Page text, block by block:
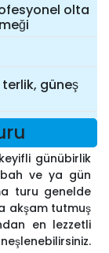
olta
güneş
günübirlik
ve ya gün
turu genelde
akşam tutmuş
en lezzetli